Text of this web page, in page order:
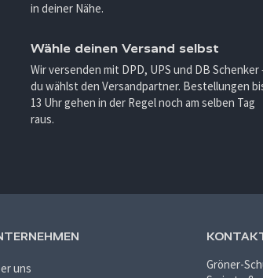
in deiner Nähe.
Wähle deinen Versand selbst
Wir versenden mit DPD, UPS und DB Schenker
du wählst den Versandpartner. Bestellungen
13 Uhr gehen in der Regel noch am selben Tag
raus.
uns
Gröner-